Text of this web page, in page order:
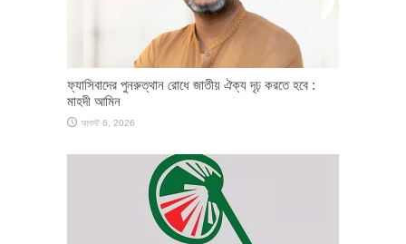
ফ্যাসিবাদের পুনরুত্থান রোধে জাতীয় ঐক্য দৃঢ় করতে হবে :
মাহদী আমিন
আগস্ট 6, 2026